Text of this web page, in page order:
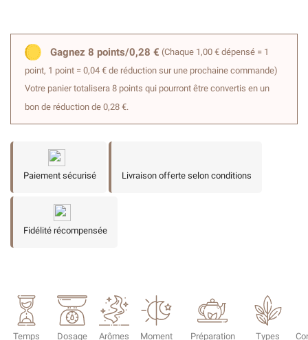
Gagnez 8 points/0,28 € (Chaque 1,00 € dépensé = 1
point, 1 point = 0,04 € de réduction sur une prochaine commande)
Votre panier totalisera 8 points qui pourront être convertis en un
bon de réduction de 0,28 €.
Paiement sécurisé Livraison offerte selon conditions
Fidélité récompensée
Temps
Dosage
Arômes
Moment
Préparation
Types